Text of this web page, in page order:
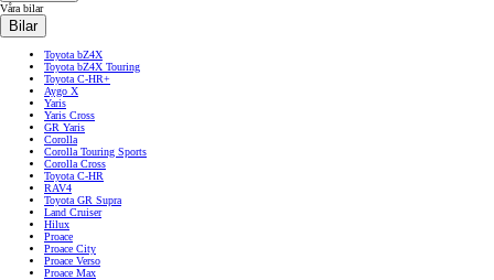
Våra bilar
Bilar
Toyota bZ4X
Toyota bZ4X Touring
Toyota C-HR+
Aygo X
Yaris
Yaris Cross
GR Yaris
Corolla
Corolla Touring Sports
Corolla Cross
Toyota C-HR
RAV4
Toyota GR Supra
Land Cruiser
Hilux
Proace
Proace City
Proace Verso
Proace Max